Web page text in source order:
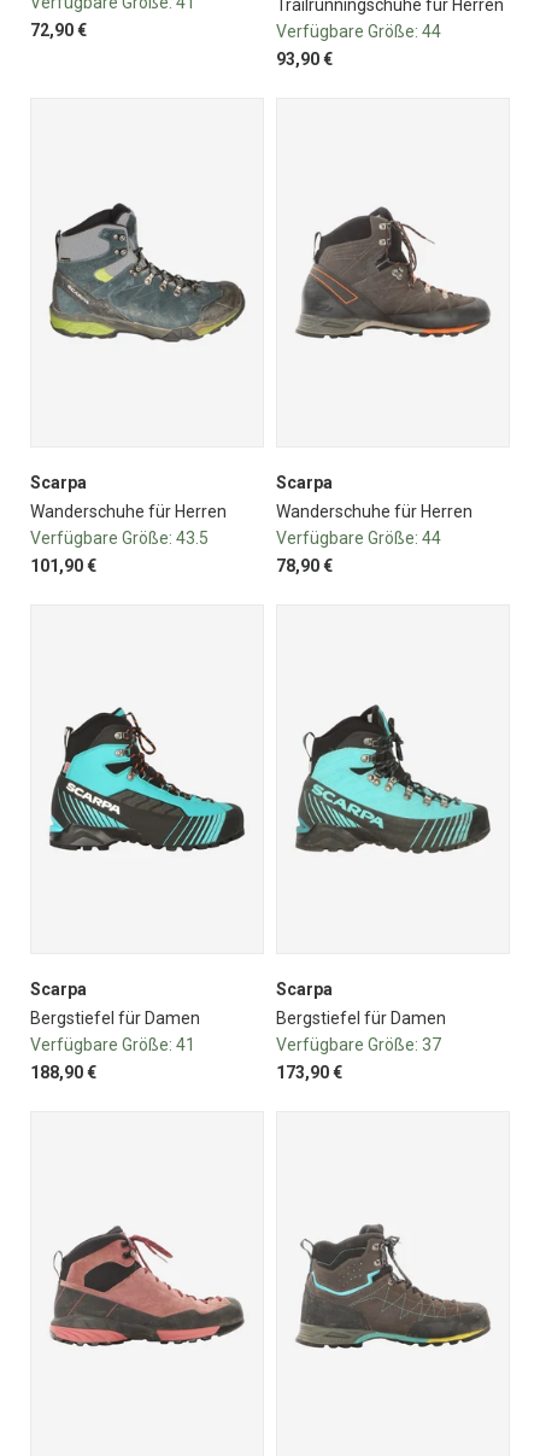
72,90 €
Trailrunningschuhe für Herren
Verfügbare Größe: 44
93,90 €
Scarpa
Wanderschuhe für Herren
Verfügbare Größe: 43.5
101,90 €
Scarpa
Wanderschuhe für Herren
Verfügbare Größe: 44
78,90 €
Scarpa
Bergstiefel für Damen
Verfügbare Größe: 41
188,90 €
Scarpa
Bergstiefel für Damen
Verfügbare Größe: 37
173,90 €